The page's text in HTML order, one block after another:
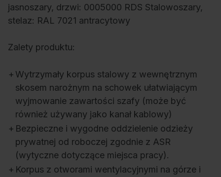
jasnoszary, drzwi: 0005000 RDS Stalowoszary,
stelaz: RAL 7021 antracytowy
Zalety produktu:
+ Wytrzymały korpus stalowy z wewnętrznym
skosem narożnym na schowek ułatwiającym
wyjmowanie zawartości szafy (może być
również używany jako kanał kablowy)
+ Bezpieczne i wygodne oddzielenie odzieży
prywatnej od roboczej zgodnie z ASR
(wytyczne dotyczące miejsca pracy).
+ Korpus z otworami wentylacyjnymi na górze i